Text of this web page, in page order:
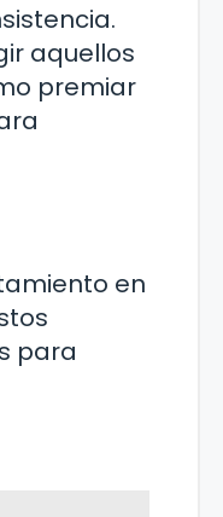
aquellos
premiar
en
para